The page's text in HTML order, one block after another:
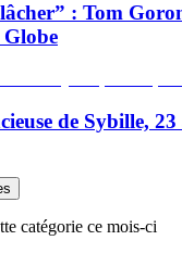
: Tom
Globe
de Sybille, 23
catégorie ce mois-ci